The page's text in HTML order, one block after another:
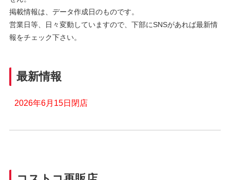
掲載情報は、データ作成日のものです。
営業日等、日々変動していますので、下部にSNSがあれば最新情
報をチェック下さい。
最新情報
2026年6月15日閉店